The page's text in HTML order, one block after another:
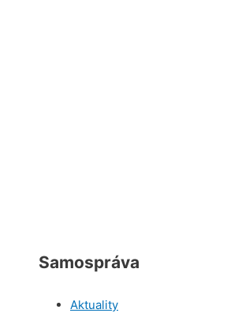
Samospráva
Aktuality